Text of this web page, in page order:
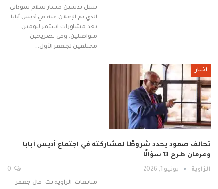
سبل تدشين مسار سلام سوداني
الذي تم الإعلان عنه في أديس أبابا
بعد مشاورات استمر ليومين
متواصلين. وفي تصريحين
مختلفين لجعفر الأول…
اخبار
تحالف صمود يحدد شروطًا لمشاركته في اجتماع أديس أبابا
وعرمان طرح 13 سؤالًا
الزاوية يونيو 1, 2026
متابعات- الزاوية نت- قال جعفر